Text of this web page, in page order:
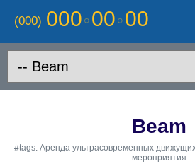
(000) 000 00 00
Beam
#tags: Аренда ультрасовременных
мероприятия